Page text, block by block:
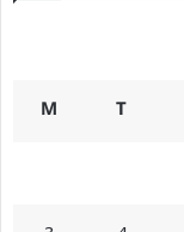
M T